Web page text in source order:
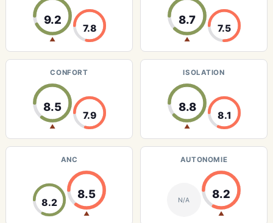
9.2
▲
7.8
8.7
▲
7.5
CONFORT
8.5
▲
7.9
ISOLATION
8.8
▲
8.1
ANC
8.2
8.5
▲
AUTONOMIE
N/A 8.2
▲